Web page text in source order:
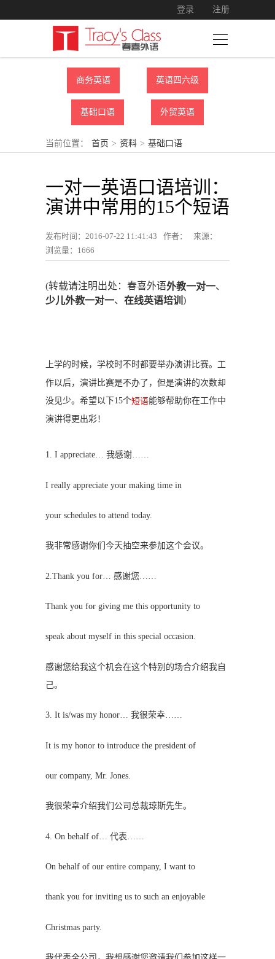
登录 注册
商务英语 英语四六级
基础口语 外贸英语
当前位置： 首页 > 资料 > 基础口语
一对一英语口语培训：
演讲中常用的15个短语
发布时间：2016-07-22 11:41:43 作者：
来源：
浏览量： 1666
(转载请注明出处：春喜外语外教一对一、
少儿外教一对一、 在线英语培训 )
上学的时候，学校时不时都要举办演讲比赛。工
作以后，演讲比赛是不办了，但是演讲的次数却
没见少。希望以下15个短语能够帮助你在工作中
演讲得更出彩！
1. I appreciate… 我感谢……
I really appreciate your making time in
your schedules to attend today.
我非常感谢你们今天抽空来参加这个会议。
2.Thank you for… 感谢您……
Thank you for giving me this opportunity to
speak about myself in this special occasion.
感谢您给我这个机会在这个特别的场合介绍我自
己。
3. It is/was my honor… 我很荣幸……
It is my honor to introduce the president of
our company, Mr. Jones.
我很荣幸介绍我们公司总裁琼斯先生。
4. On behalf of… 代表……
On behalf of our entire company, I want to
thank you for inviting us to such an enjoyable
Christmas party.